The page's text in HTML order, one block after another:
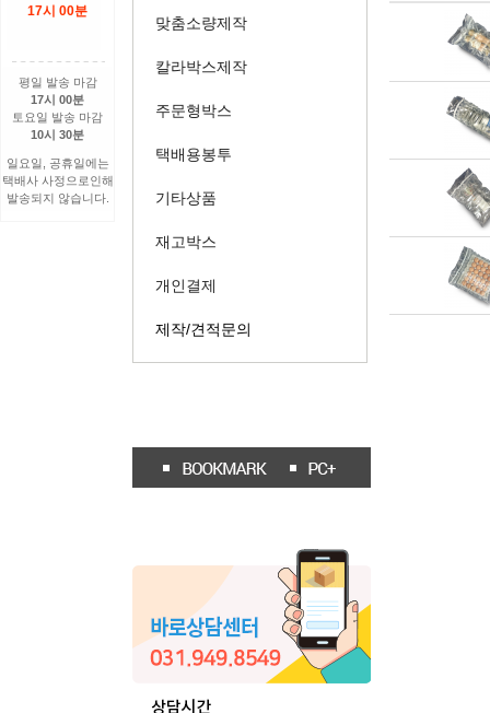
17시 00분
평일 발송 마감
17시 00분
토요일 발송 마감
10시 30분
일요일, 공휴일에는
택배사 사정으로인해
발송되지 않습니다.
맞춤소량제작
칼라박스제작
주문형박스
택배용봉투
기타상품
재고박스
개인결제
제작/견적문의